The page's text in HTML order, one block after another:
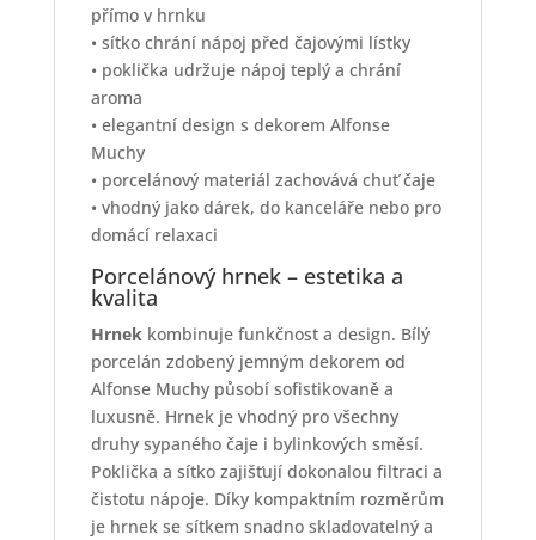
přímo v hrnku
• sítko chrání nápoj před čajovými lístky
• poklička udržuje nápoj teplý a chrání
aroma
• elegantní design s dekorem Alfonse
Muchy
• porcelánový materiál zachovává chuť čaje
• vhodný jako dárek, do kanceláře nebo pro
domácí relaxaci
Porcelánový hrnek – estetika a
kvalita
Hrnek kombinuje funkčnost a design. Bílý
porcelán zdobený jemným dekorem od
Alfonse Muchy působí sofistikovaně a
luxusně. Hrnek je vhodný pro všechny
druhy sypaného čaje i bylinkových směsí.
Poklička a sítko zajišťují dokonalou filtraci a
čistotu nápoje. Díky kompaktním rozměrům
je hrnek se sítkem snadno skladovatelný a